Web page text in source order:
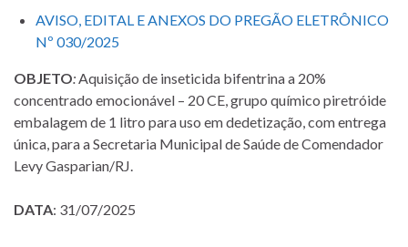
AVISO, EDITAL E ANEXOS DO PREGÃO ELETRÔNICO
Nº 030/2025
OBJETO: Aquisição de inseticida bifentrina a 20%
concentrado emocionável – 20 CE, grupo químico piretróide
embalagem de 1 litro para uso em dedetização, com entrega
única, para a Secretaria Municipal de Saúde de Comendador
Levy Gasparian/RJ.
DATA: 31/07/2025